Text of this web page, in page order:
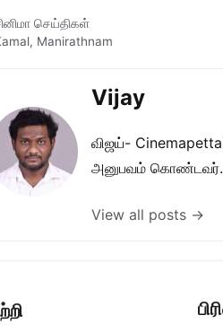
செய்திகள்
, Manirathnam
Vijay
விஜய்-
அனுபவம் கொண்டவர்.
View all posts →